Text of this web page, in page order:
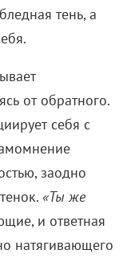
тень, а
от обратного.
себя с
заодно
«Ты же
и ответная
натягивающего